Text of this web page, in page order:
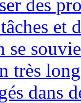
des
et
très
dans